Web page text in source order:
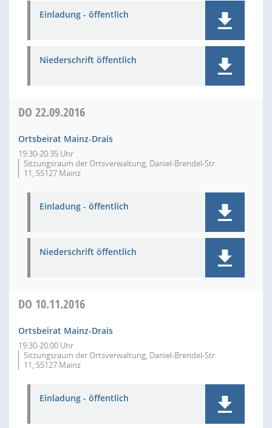
Einladung - öffentlich
Niederschrift öffentlich
DO 22.09.2016
Ortsbeirat Mainz-Drais
19:30-20:35 Uhr
Sitzungsraum der Ortsverwaltung, Daniel-Brendel-Str.
11, 55127 Mainz
Einladung - öffentlich
Niederschrift öffentlich
DO 10.11.2016
Ortsbeirat Mainz-Drais
19:30-20:00 Uhr
Sitzungsraum der Ortsverwaltung, Daniel-Brendel-Str.
11, 55127 Mainz
Einladung - öffentlich